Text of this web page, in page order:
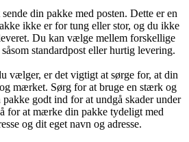
din pakke med posten. Dette er en
ikke er for tung eller stor, og du ikke
Du kan vælge mellem forskellige
standardpost eller hurtig levering.
vælger, er det vigtigt at sørge for, at din
mærket. Sørg for at bruge en stærk og
godt ind for at undgå skader under
for at mærke din pakke tydeligt med
og dit eget navn og adresse.